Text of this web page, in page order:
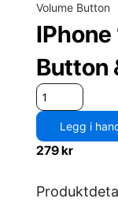
Volume Button
IPhone
Button
Legg i
279kr